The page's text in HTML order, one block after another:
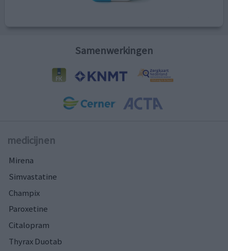
Samenwerkingen
medicijnen
Mirena
Simvastatine
Champix
Paroxetine
Citalopram
Thyrax Duotab